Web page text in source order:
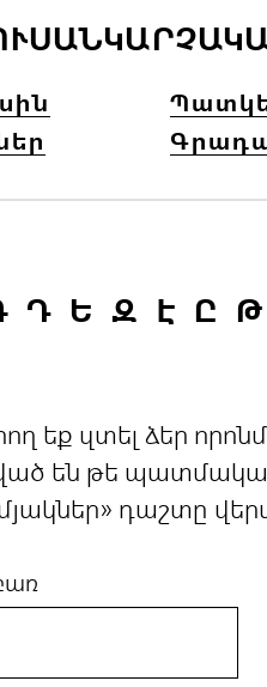
Դ Ե Զ Է Ը Թ
եք զտել ձեր
են թե
դաշտը